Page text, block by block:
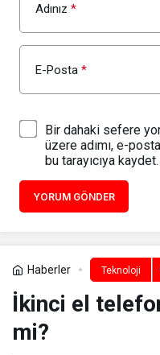
Adınız *
E-Posta *
Bir dahaki sefere
üzere adımı, e-
bu tarayıcıya kaydet.
YORUM GÖNDER
Haberler Teknoloji
İkinci el
mi?